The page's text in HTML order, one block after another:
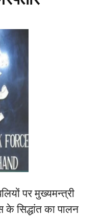
पर मुख्यमन्त्री
के सिद्धांत का पालन